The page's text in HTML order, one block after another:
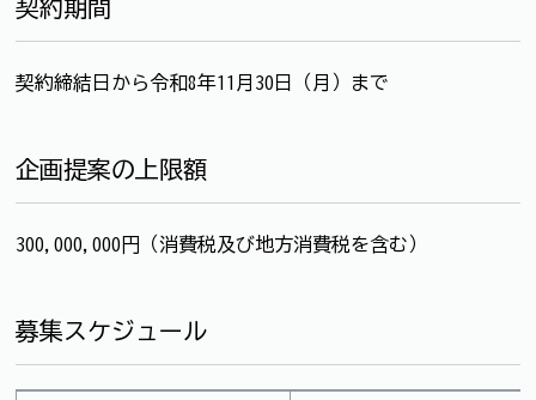
契約期間
契約締結日から令和8年11月30日（月）まで
企画提案の上限額
300,000,000円（消費税及び地方消費税を含む）
募集スケジュール